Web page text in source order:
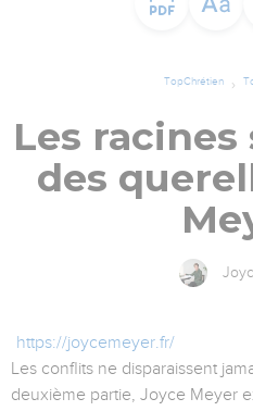
TopChrétien
Les
des
https://joycemeyer.fr/
Les conflits ne disparaissent
deuxième partie, Joyce Meyer